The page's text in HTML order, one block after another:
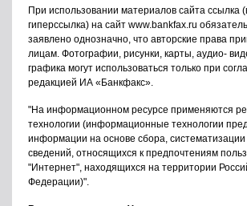
При использовании материалов сайта ссылка
гиперссылка) на сайт www.bankfax.ru
заявлено однозначно, что авторские права
лицам. Фотографии, рисунки, карты, аудио-
графика могут использоваться только при
редакцией ИА «Банкфакс».
"На информационном ресурсе применяются
технологии (информационные технологии
информации на основе сбора, систематизации
сведений, относящихся к предпочтениям
"Интернет", находящихся на территории
Федерации)".